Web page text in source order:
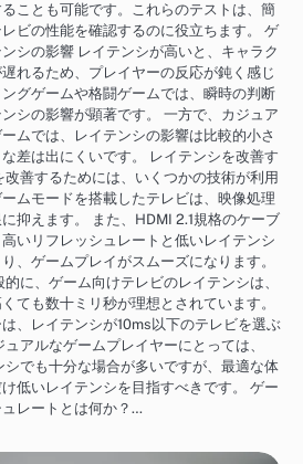
ことも可能です。これらのテストは、簡
ビの性能を確認するのに役立ちます。 ゲ
シの影響 レイテンシが高いと、キャラク
れるため、プレイヤーの反応が鈍く感じ
グゲームや格闘ゲームでは、瞬時の判断
シの影響が顕著です。 一方で、カジュア
ムでは、レイテンシの影響は比較的小さ
差は出にくいです。 レイテンシを改善す
善するためには、いくつかの技術が利用
ムモードを搭載したテレビは、映像処理
抑えます。 また、HDMI 2.1規格のケーブ
いリフレッシュレートと低いレイテンシ
、ゲームプレイがスムーズになります。
に、ゲーム向けテレビのレイテンシは、
ても数十ミリ秒が理想とされています。
、レイテンシが10ms以下のテレビを選ぶ
アルなゲームプレイヤーにとっては、
でも十分な場合が多いですが、最適な体
低いレイテンシを目指すべきです。 ゲー
レートとは何か？…